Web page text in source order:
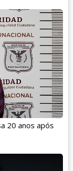
20 anos após